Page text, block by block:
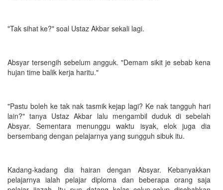
"Tak sihat ke?" soal Ustaz Akbar sekali lagi.
Absyar tersengih sebelum angguk. "Demam sikit je sebab kena
hujan time balik kerja haritu."
"Pastu boleh ke tak nak tasmik kejap lagi? Ke nak tangguh hari
lain?" tanya Ustaz Akbar lalu mengambil duduk di sebelah
Absyar. Sementara menunggu waktu isyak, elok juga dia
bersembang dengan pelajarnya yang sungguh sibuk itu.
Kadang-kadang dia hairan dengan Absyar. Kebanyakkan
pelajarnya ialah pelajar diploma dan beberapa orang saja